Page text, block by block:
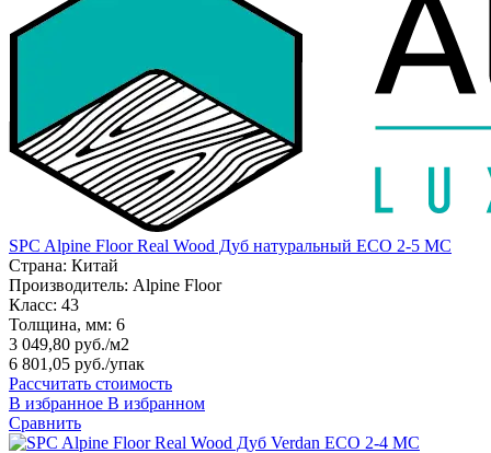
SPC Alpine Floor Real Wood Дуб натуральный ECO 2-5 MC
Страна: Китай
Производитель: Alpine Floor
Класс: 43
Толщина, мм: 6
3 049,80 руб./м2
6 801,05 руб./упак
Рассчитать стоимость
В избранное В избранном
Сравнить